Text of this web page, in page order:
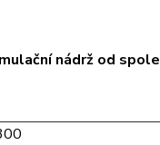
nádrž od